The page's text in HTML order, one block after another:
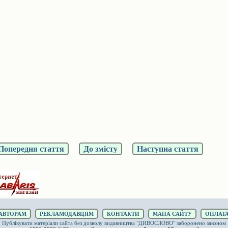
стаття До змісту Наступна стаття
РЕКЛАМОДАВЦЯМ КОНТАКТИ МАПА САЙТУ
Публікувати матеріали сайта без дозволу видавництва "ДИВОСЛОВО" заборонено законом